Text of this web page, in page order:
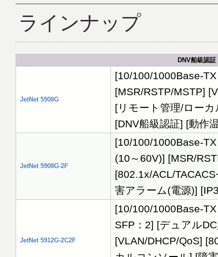
ラインナップ
DNV船級認
JetNet 5908G
[10/100/1000Base-
[MSR/RSTP/MSTP]
[リモート管理/ロー
[DNV船級認証] [動作
JetNet 5908G-2F
[10/100/1000Base-
(10～60V)] [MSR/
[802.1x/ACL/
害アラーム(電源)]
JetNet 5912G-2C2F
[10/100/1000Base-
SFP：2] [デュアル
[VLAN/DHCP/QoS]